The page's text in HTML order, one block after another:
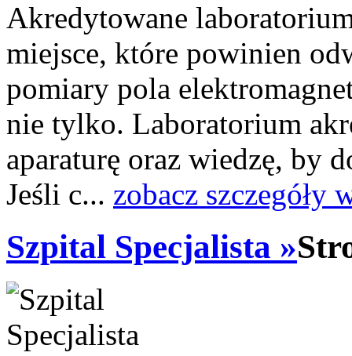
Akredytowane
miejsce, które powinien
pomiary pola
nie tylko. Laboratorium
aparaturę oraz wiedzę, by
Jeśli c... zobacz szczegóły
Szpital Specjalista »